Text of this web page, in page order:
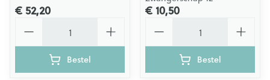
€ 52,20
Bestel
€ 10,50
Bestel